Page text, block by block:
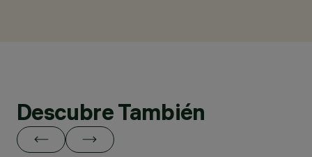
Descubre También